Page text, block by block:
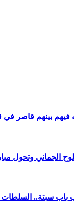
وتحول مبارك
سبتة.. السلطات